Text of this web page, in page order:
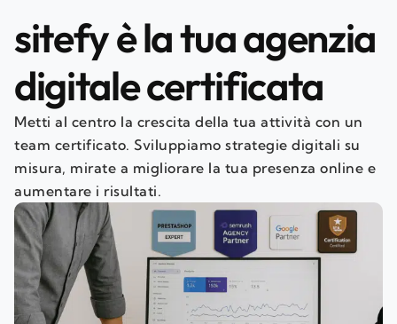
sitefy è la tua agenzia
digitale certificata
Metti al centro la crescita della tua attività con un
team certificato. Sviluppiamo strategie digitali su
misura, mirate a migliorare la tua presenza online e
aumentare i risultati.